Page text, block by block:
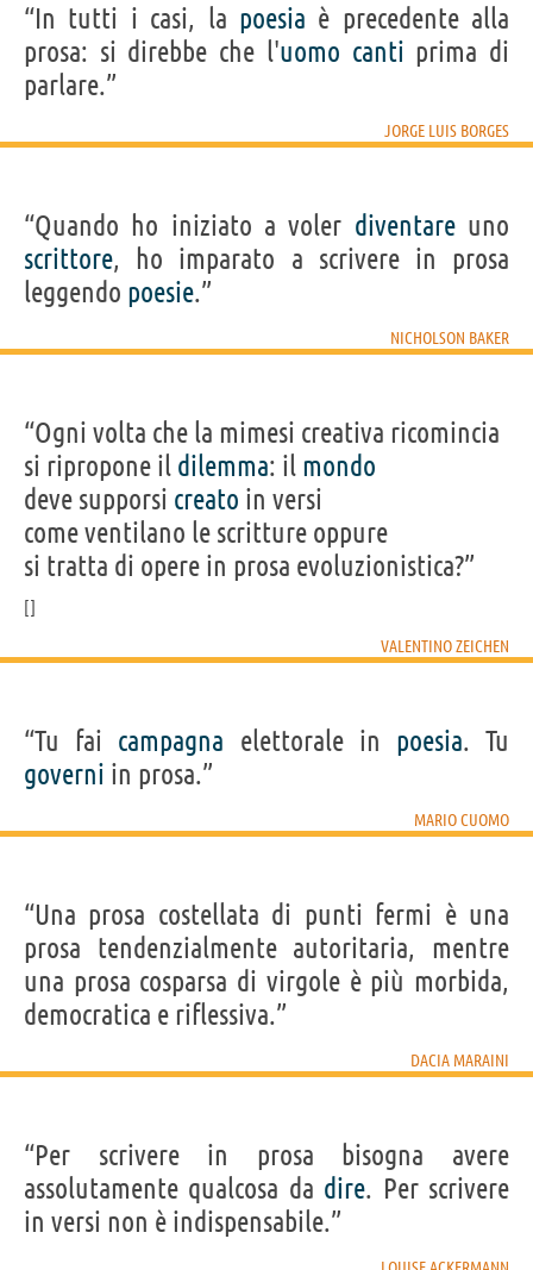
“In tutti i casi, la poesia è precedente alla
prosa: si direbbe che l'uomo canti prima di
parlare.”
JORGE LUIS BORGES
“Quando ho iniziato a voler diventareuno
scrittore, ho imparato a scrivere in prosa
leggendo poesie.”
NICHOLSON BAKER
“Ogni volta che la mimesi creativa ricomincia
si ripropone il dilemma: il mondo
deve supporsi creato in versi
come ventilano le scritture oppure
si tratta di opere in prosa evoluzionistica?”
VALENTINO ZEICHEN
“Tu fai campagna elettorale in poesia. Tu
governi in prosa.”
MARIO CUOMO
“Una prosa costellata di punti fermi è una
prosa tendenzialmente autoritaria, mentre
una prosa cosparsa di virgole è più morbida,
democratica e riflessiva.”
DACIA MARAINI
“Per scrivere in prosa bisogna avere
assolutamente qualcosa da dire. Per scrivere
in versi non è indispensabile.”